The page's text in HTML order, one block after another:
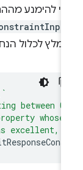
להימנע
לכלול
between
property
was excellent,